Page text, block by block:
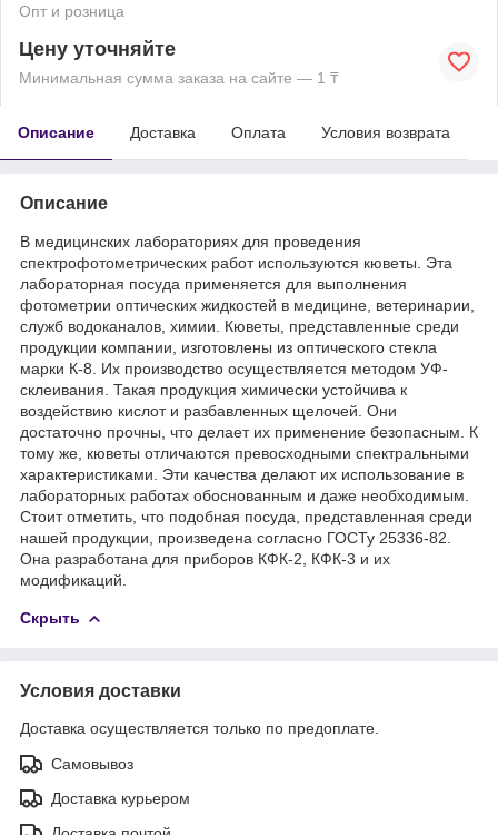
Опт и розница
Цену уточняйте
Минимальная сумма заказа на сайте — 1 ₸
Описание Доставка Оплата Условия возврата
Описание
В медицинских лабораториях для проведения
спектрофотометрических работ используются кюветы. Эта
лабораторная посуда применяется для выполнения
фотометрии оптических жидкостей в медицине, ветеринарии,
служб водоканалов, химии. Кюветы, представленные среди
продукции компании, изготовлены из оптического стекла
марки К-8. Их производство осуществляется методом УФ-
склеивания. Такая продукция химически устойчива к
воздействию кислот и разбавленных щелочей. Они
достаточно прочны, что делает их применение безопасным. К
тому же, кюветы отличаются превосходными спектральными
характеристиками. Эти качества делают их использование в
лабораторных работах обоснованным и даже необходимым.
Стоит отметить, что подобная посуда, представленная среди
нашей продукции, произведена согласно ГОСТу 25336-82.
Она разработана для приборов КФК-2, КФК-3 и их
модификаций.
Скрыть
Условия доставки
Доставка осуществляется только по предоплате.
Самовывоз
Доставка курьером